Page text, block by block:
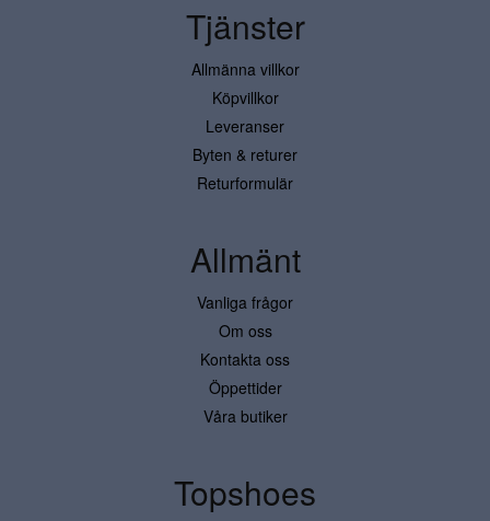
Tjänster
Allmänna villkor
Köpvillkor
Leveranser
Byten & returer
Returformulär
Allmänt
Vanliga frågor
Om oss
Kontakta oss
Öppettider
Våra butiker
Topshoes